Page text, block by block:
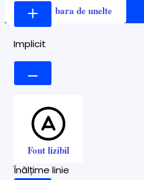
Ascunde bara de unelte
Implicit
Font lizibil
Înălțime linie